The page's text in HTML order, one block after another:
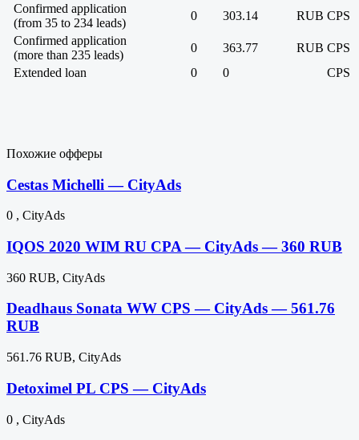
Confirmed application
(from 35 to 234 leads)
0 303.14 RUB CPS
Confirmed application
(more than 235 leads)
0 363.77 RUB CPS
Extended loan
0 0 CPS
Похожие офферы
Cestas Michelli — CityAds
0 , CityAds
IQOS 2020 WIM RU CPA — CityAds — 360 RUB
360 RUB, CityAds
Deadhaus Sonata WW CPS — CityAds — 561.76
RUB
561.76 RUB, CityAds
Detoximel PL CPS — CityAds
0 , CityAds